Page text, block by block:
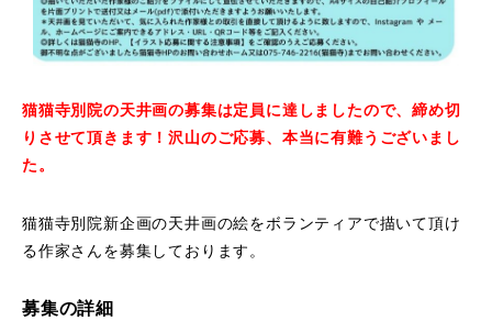
猫猫寺別院の天井画の募集は定員に達しましたので、締め切
りさせて頂きます！沢山のご応募、本当に有難うございまし
た。
猫猫寺別院新企画の天井画の絵をボランティアで描いて頂け
る作家さんを募集しております。
募集の詳細